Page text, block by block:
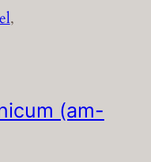
(am-